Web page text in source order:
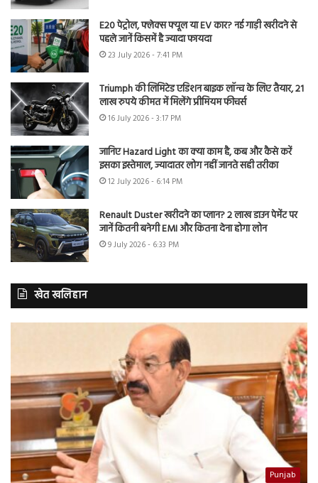
E20 पेट्रोल, फ्लेक्स फ्यूल या EV कार? नई गाड़ी खरीदने से
पहले जानें किसमें है ज्यादा फायदा
23 July 2026 - 7:41 PM
Triumph की लिमिटेड एडिशन बाइक लॉन्च के लिए तैयार, 21
लाख रुपये कीमत में मिलेंगे प्रीमियम फीचर्स
16 July 2026 - 3:17 PM
जानिए Hazard Light का क्या काम है, कब और कैसे करें
इसका इस्तेमाल, ज्यादातर लोग नहीं जानते सही तरीका
12 July 2026 - 6:14 PM
Renault Duster खरीदने का प्लान? 2 लाख डाउन पेमेंट पर
जानें कितनी बनेगी EMI और कितना देना होगा लोन
9 July 2026 - 6:33 PM
खेत खलिहान
Punjab